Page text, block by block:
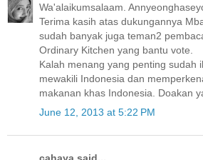
Wa'alaikumsalaam.
Terima kasih atas dukungannya
sudah banyak juga teman2
Ordinary Kitchen yang bantu vote.
Kalah menang yang penting sudah
mewakili Indonesia dan
makanan khas Indonesia. Doakan
June 12, 2013 at 5:22 PM